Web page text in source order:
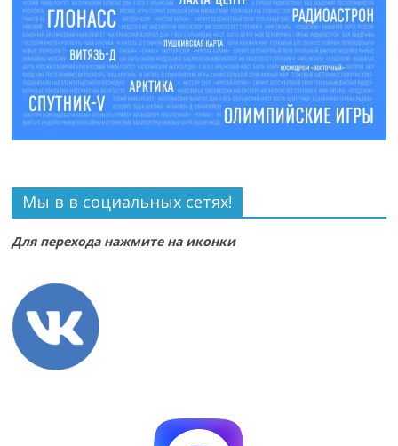
Мы в в социальных сетях!
Для перехода нажмите на иконки